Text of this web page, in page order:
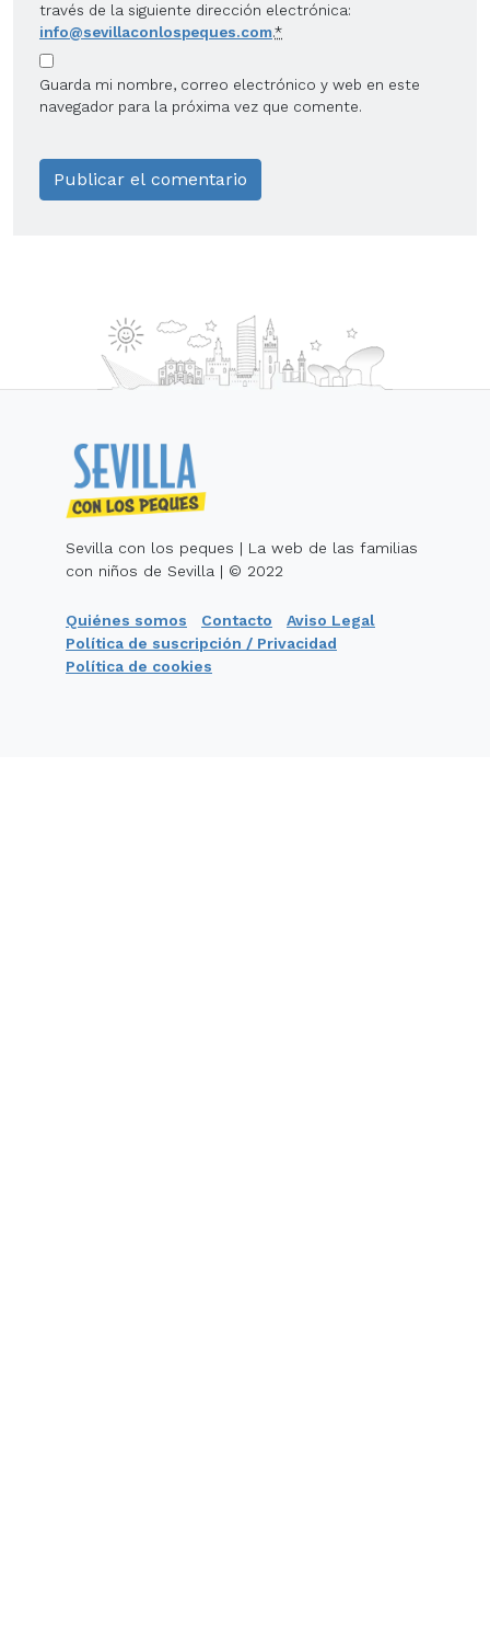
través de la siguiente dirección electrónica:
info@sevillaconlospeques.com.*
Guarda mi nombre, correo electrónico y web en este
navegador para la próxima vez que comente.
Sevilla con los peques | La web de las familias
con niños de Sevilla | © 2022
Quiénes somos Contacto
Aviso Legal
Política de suscripción / Privacidad
Política de cookies